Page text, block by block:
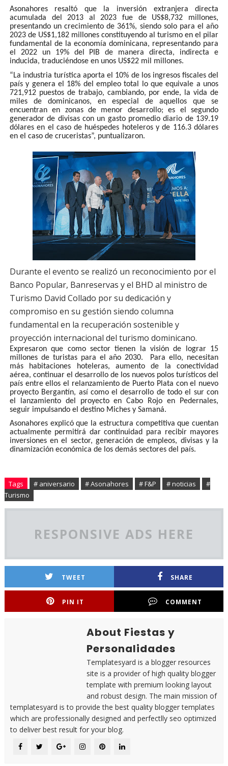
Asonahores resaltó que la inversión extranjera directa
acumulada del 2013 al 2023 fue de US$8,732 millones,
presentando un crecimiento de 361%, siendo solo para el año
2023 de US$1,182 millones constituyendo al turismo en el pilar
fundamental de la economía dominicana, representando para
el 2022 un 19% del PIB de manera directa, indirecta e
inducida, traduciéndose en unos US$22 mil millones.
“La industria turística aporta el 10% de los ingresos fiscales del
país y genera el 18% del empleo total lo que equivale a unos
721,912 puestos de trabajo, cambiando, por ende, la vida de
miles de dominicanos, en especial de aquellos que se
encuentran en zonas de menor desarrollo; es el segundo
generador de divisas con un gasto promedio diario de 139.19
dólares en el caso de huéspedes hoteleros y de 116.3 dólares
en el caso de cruceristas”, puntualizaron.
Durante el evento se realizó un reconocimiento por el
Banco Popular, Banreservas y el BHD al ministro de
Turismo David Collado por su dedicación y
compromiso en su gestión siendo columna
fundamental en la recuperación sostenible y
proyección internacional del turismo dominicano.
Expresaron que como sector tienen la visión de lograr 15
millones de turistas para el año 2030. Para ello, necesitan
más habitaciones hoteleras, aumento de la conectividad
aérea, continuar el desarrollo de los nuevos polos turísticos del
país entre ellos el relanzamiento de Puerto Plata con el nuevo
proyecto Bergantín, así como el desarrollo de todo el sur con
el lanzamiento del proyecto en Cabo Rojo en Pedernales,
seguir impulsando el destino Miches y Samaná.
Asonahores explicó que la estructura competitiva que cuentan
actualmente permitirá dar continuidad para recibir mayores
inversiones en el sector, generación de empleos, divisas y la
dinamización económica de los demás sectores del país.
Tags # aniversario # Asonahores # F&P # noticias
#
Turismo
RESPONSIVE ADS HERE
TWEET SHARE
PIN IT COMMENT
About Fiestas y
Personalidades
Templatesyard is a blogger resources
site is a provider of high quality blogger
template with premium looking layout
and robust design. The main mission of
templatesyard is to provide the best quality blogger templates
which are professionally designed and perfectlly seo optimized
to deliver best result for your blog.